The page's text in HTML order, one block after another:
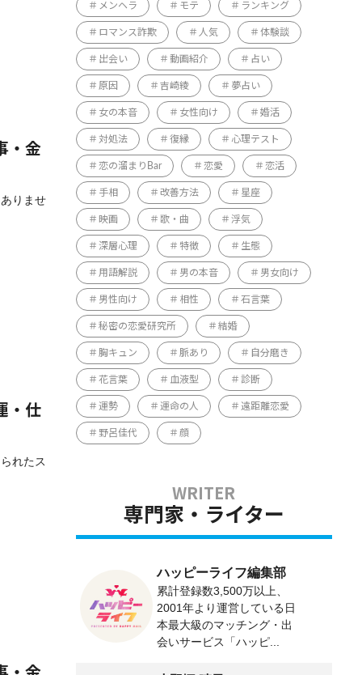
・金
りませ
・仕
れたス
メンヘラ モテ ランキング
ロマンス詐欺 人気 体験談
出会い 動画紹介 占い
原因 吉崎綾 夢占い
女の本音 女性向け 婚活
対処法 復縁 心理テスト
恋の溜まりBar 恋愛 恋活
手相 改善方法 星座
映画 歌・曲 浮気
深層心理 特徴 生態
用語解説 男の本音 男女向け
男性向け 相性 石言葉
秘密の恋愛研究所 結婚
胸キュン 脈あり 自分磨き
花言葉 血液型 診断
運勢 運命の人 遠距離恋愛
野呂佳代 顔
専門家・ライター
ハッピーライフ編集部
累計登録数3,500万以上、
2001年より運営している日
本最大級のマッチング・出
会いサービス「ハッピ...